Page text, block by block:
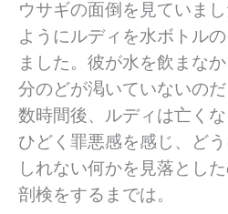
ウサギの面倒を見ていま
ようにルディを水ボトル
ました。彼が水を飲まな
分のどが渇いていないのだ
数時間後、ルディは亡く
ひどく罪悪感を感じ、ど
しれない何かを見落とし
剖検をするまでは。